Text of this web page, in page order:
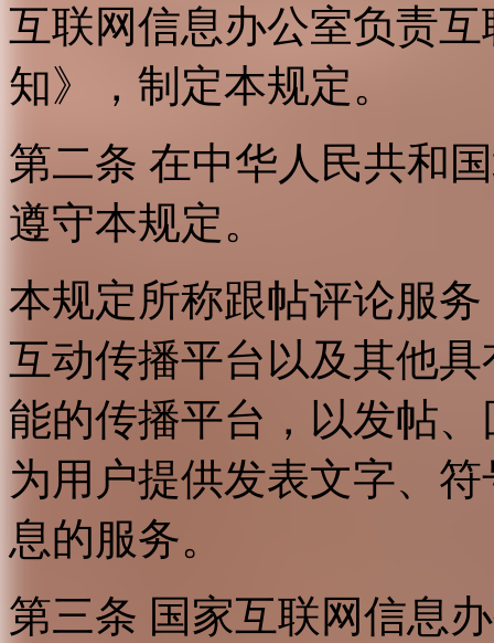
互联网信息办公室负责
知》，制定本规定。
第二条 在中华人民共和
遵守本规定。
本规定所称跟帖评论服
互动传播平台以及其他
能的传播平台，以发帖
为用户提供发表文字、
息的服务。
第三条 国家互联网信息